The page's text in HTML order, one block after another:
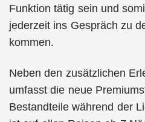
Funktion tätig sein und
jederzeit ins Gespräch zu
kommen.
Neben den zusätzlichen
umfasst die neue
Bestandteile während der